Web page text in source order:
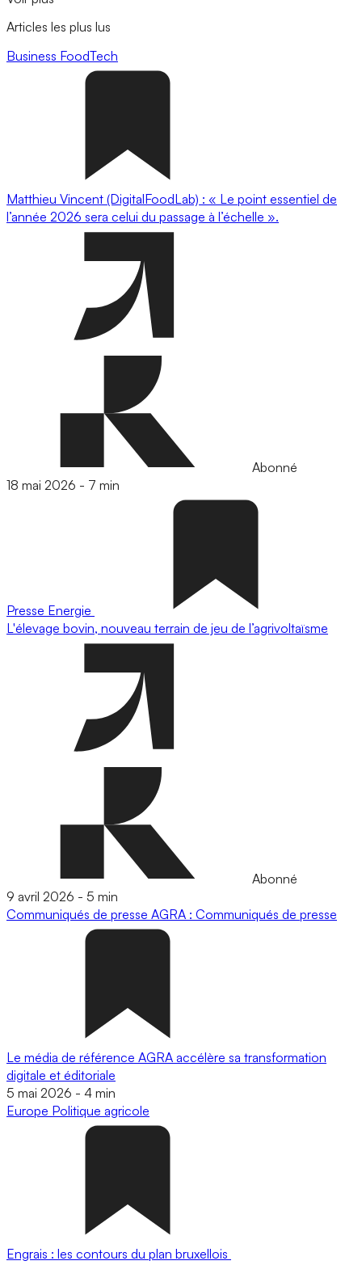
Articles les plus lus
Business FoodTech
Matthieu Vincent (DigitalFoodLab) : « Le point essentiel de
l’année 2026 sera celui du passage à l’échelle ».
Abonné
18 mai 2026 - 7 min
Presse Energie
L'élevage bovin, nouveau terrain de jeu de l’agrivoltaïsme
Abonné
9 avril 2026 - 5 min
Communiqués de presse AGRA : Communiqués de presse
Le média de référence AGRA accélère sa transformation
digitale et éditoriale
5 mai 2026 - 4 min
Europe Politique agricole
Engrais : les contours du plan bruxellois